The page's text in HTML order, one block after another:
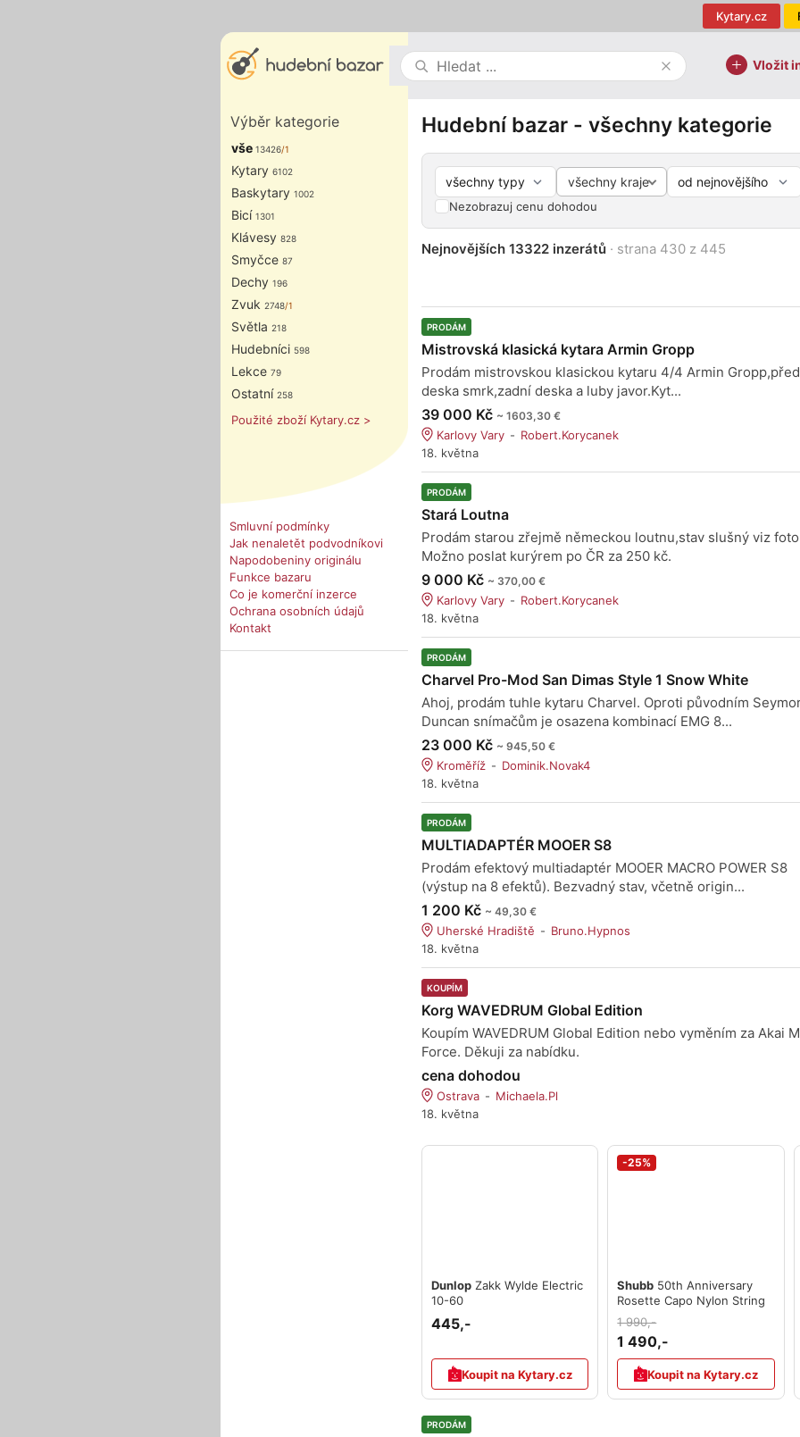
Kytary.cz
Vložit
Výběr kategorie
vše 13426/1
Kytary 6102
Baskytary 1002
Bicí 1301
Klávesy 828
Smyčce 87
Dechy 196
Zvuk 2748/1
Světla 218
Hudebníci 598
Lekce 79
Ostatní 258
Použité zboží Kytary.cz >
Smluvní podmínky
Jak nenaletět podvodníkovi
Napodobeniny originálu
Funkce bazaru
Co je komerční inzerce
Ochrana osobních údajů
Kontakt
Hudební bazar - všechny kategorie
všechny kraje
Nezobrazuj cenu dohodou
Nejnovějších 13322 inzerátů · strana 430 z 445
PRODÁM
Mistrovská klasická kytara Armin Gropp
Prodám mistrovskou klasickou kytaru 4/4 Armin
deska smrk,zadní deska a luby javor.Kyt...
39 000 Kč ~ 1603,30 €
Karlovy Vary
Robert.Korycanek
18. května
PRODÁM
Stará Loutna
Prodám starou zřejmě německou loutnu,stav slušný viz
Možno poslat kurýrem po ČR za 250 kč.
9 000 Kč ~ 370,00 €
Karlovy Vary
Robert.Korycanek
18. května
PRODÁM
Charvel Pro-Mod San Dimas Style 1 Snow White
Ahoj, prodám tuhle kytaru Charvel. Oproti původním
Duncan snímačům je osazena kombinací EMG 8...
23 000 Kč ~ 945,50 €
Kroměříž
Dominik.Novak4
18. května
PRODÁM
MULTIADAPTÉR MOOER S8
Prodám efektový multiadaptér MOOER MACRO POWER S8
(výstup na 8 efektů). Bezvadný stav, včetně origin...
1 200 Kč ~ 49,30 €
Uherské Hradiště
Bruno.Hypnos
18. května
KOUPÍM
Korg WAVEDRUM Global Edition
Koupím WAVEDRUM Global Edition nebo vyměním za Akai
Force. Děkuji za nabídku.
cena dohodou
Ostrava
Michaela.Pl
18. května
Dunlop Zakk Wylde Electric
10-60
445,-
Koupit na Kytary.cz
-25%
Shubb 50th Anniversary
Rosette Capo Nylon String
1 990,-
1 490,-
Koupit na Kytary.cz
PRODÁM